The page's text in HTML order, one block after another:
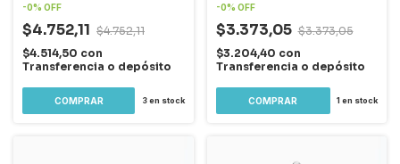
-0% OFF
$4.752,11 $4.752,11
$4.514,50 con
Transferencia o depósito
3en stock
-0% OFF
$3.373,05 $3.373,05
$3.204,40 con
Transferencia o depósito
1 en stock